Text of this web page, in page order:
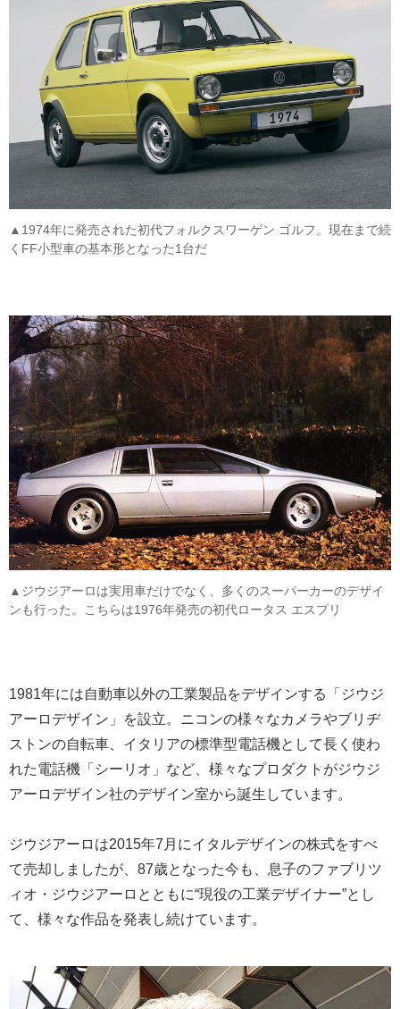
▲1974年に発売された初代フォルクスワーゲン ゴルフ。現在まで続
くFF小型車の基本形となった1台だ
▲ジウジアーロは実用車だけでなく、多くのスーパーカーのデザイ
ンも行った。こちらは1976年発売の初代ロータス エスプリ
1981年には自動車以外の工業製品をデザインする「ジウジ
アーロデザイン」を設立。ニコンの様々なカメラやブリヂ
ストンの自転車、イタリアの標準型電話機として長く使わ
れた電話機「シーリオ」など、様々なプロダクトがジウジ
アーロデザイン社のデザイン室から誕生しています。
ジウジアーロは2015年7月にイタルデザインの株式をすべ
て売却しましたが、87歳となった今も、息子のファブリツ
ィオ・ジウジアーロとともに“現役の工業デザイナー”とし
て、様々な作品を発表し続けています。